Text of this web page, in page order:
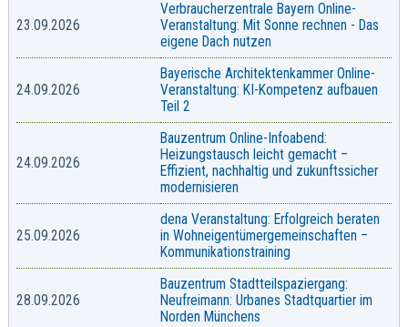
23.09.2026
Verbraucherzentrale Bayern Online-
Veranstaltung: Mit Sonne rechnen - Das
eigene Dach nutzen
24.09.2026
Bayerische Architektenkammer Online-
Veranstaltung: KI-Kompetenz aufbauen
Teil 2
24.09.2026
Bauzentrum Online-Infoabend:
Heizungstausch leicht gemacht –
Effizient, nachhaltig und zukunftssicher
modernisieren
25.09.2026
dena Veranstaltung: Erfolgreich beraten
in Wohneigentümergemeinschaften –
Kommunikationstraining
28.09.2026
Bauzentrum Stadtteilspaziergang:
Neufreimann: Urbanes Stadtquartier im
Norden Münchens